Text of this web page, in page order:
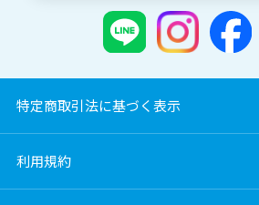
特定商取引法に基づく表示
利用規約